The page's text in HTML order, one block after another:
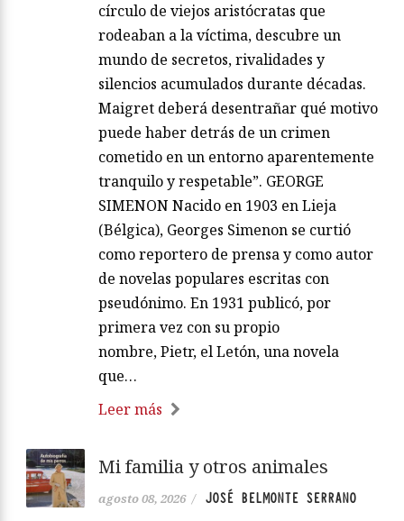
círculo de viejos aristócratas que
rodeaban a la víctima, descubre un
mundo de secretos, rivalidades y
silencios acumulados durante décadas.
Maigret deberá desentrañar qué motivo
puede haber detrás de un crimen
cometido en un entorno aparentemente
tranquilo y respetable”. GEORGE
SIMENON Nacido en 1903 en Lieja
(Bélgica), Georges Simenon se curtió
como reportero de prensa y como autor
de novelas populares escritas con
pseudónimo. En 1931 publicó, por
primera vez con su propio
nombre, Pietr, el Letón, una novela
que…
Leer más
Mi familia y otros animales
agosto 08, 2026 / JOSÉ BELMONTE SERRANO